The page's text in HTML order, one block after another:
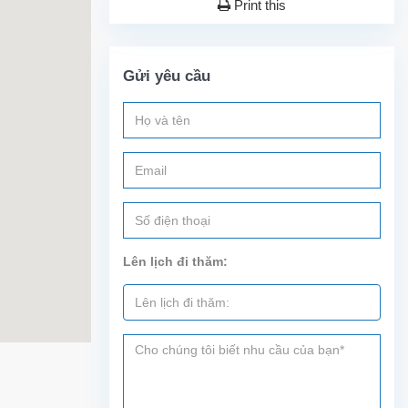
Print this
Gửi yêu cầu
Lên lịch đi thăm: